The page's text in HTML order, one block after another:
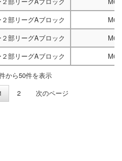
部リーグAブロック
部リーグAブロック
部リーグAブロック
から50件を表示
2 次のページ